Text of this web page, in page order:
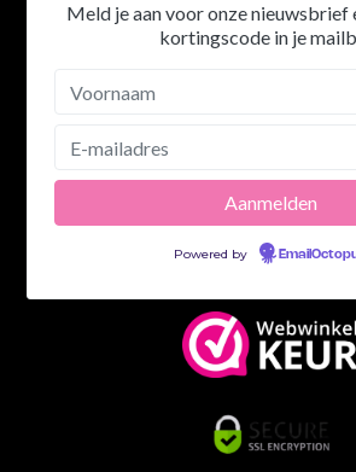
Meld je aan voor onze nieuwsbrief
kortingscode in je
Powered by